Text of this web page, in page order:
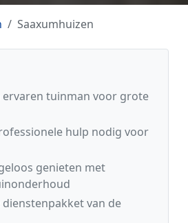
Saaxumhuizen
ervaren tuinman voor grote
hulp nodig voor
genieten met
van de